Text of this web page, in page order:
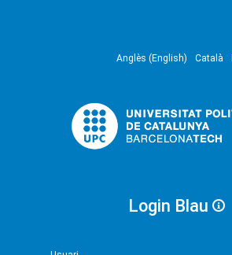
Anglès (English) Català
Login Blau